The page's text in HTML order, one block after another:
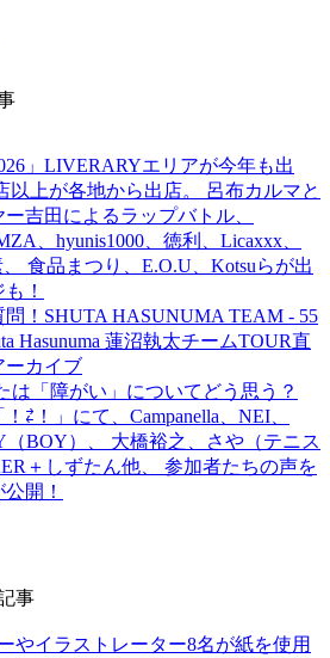
」LIVERARYエリアが今年も出
以上が各地から出店。 呂布カルマと
ー吉田によるラップバトル、
、hyunis1000、徳利、Licaxxx、
食品まつり、E.O.U、Kotsuらが出
！
問！SHUTA HASUNUMA TEAM - 55
Hasunuma 蓮沼執太チームTOUR直
ーカイブ
は「障がい」についてどう思う？
⇄！」にて、Campanella、NEI、
（BOY）、 大橋裕之、さや（テニス
＋しずたん他、 参加者たちの声を
開！
事
やイラストレーター8名が紙を使用